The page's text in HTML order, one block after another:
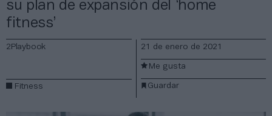
su plan de expansión del ‘home
fitness’
2Playbook
Fitness
21 de enero de 2021
Guardar
Me gusta